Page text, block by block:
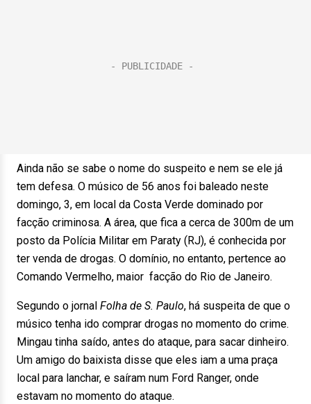
Ainda não se sabe o nome do suspeito e nem se ele já
tem defesa. O músico de 56 anos foi baleado neste
domingo, 3, em local da Costa Verde dominado por
facção criminosa. A área, que fica a cerca de 300m de um
posto da Polícia Militar em Paraty (RJ), é conhecida por
ter venda de drogas. O domínio, no entanto, pertence ao
Comando Vermelho, maior facção do Rio de Janeiro.
Segundo o jornal Folha de S. Paulo, há suspeita de que o
músico tenha ido comprar drogas no momento do crime.
Mingau tinha saído, antes do ataque, para sacar dinheiro.
Um amigo do baixista disse que eles iam a uma praça
local para lanchar, e saíram num Ford Ranger, onde
estavam no momento do ataque.